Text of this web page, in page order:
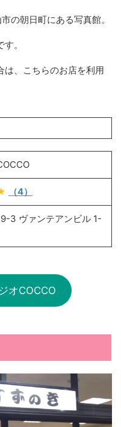
の朝日町にある写真館。
。
は、こちらのお店を利用
（4）
3 ヴァンテアンビル 1-
オCOCCO